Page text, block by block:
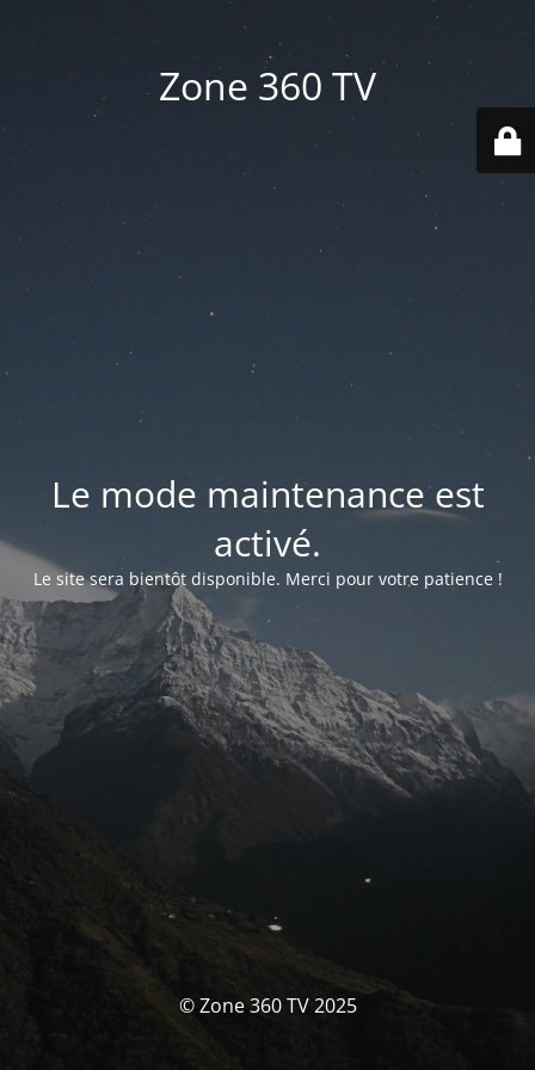
Zone 360 TV
Le mode maintenance est
activé.
Le site sera bientôt disponible. Merci pour votre patience !
© Zone 360 TV 2025